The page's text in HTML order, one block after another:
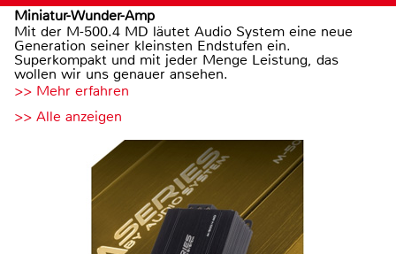
Miniatur-Wunder-Amp
Mit der M-500.4 MD läutet Audio System eine neue
Generation seiner kleinsten Endstufen ein.
Superkompakt und mit jeder Menge Leistung, das
wollen wir uns genauer ansehen.
>> Mehr erfahren
>> Alle anzeigen